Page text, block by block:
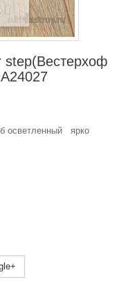
step(Вестерхоф
осветленный ярко